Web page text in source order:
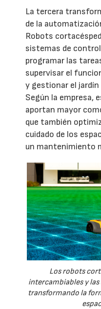
La tercera
de la
Robots
sistemas de
programar las
supervisar el
y gestionar el jardín
Según la empresa,
aportan mayor
que también
cuidado de los
un mantenimiento
Los robots
intercambiables y
transformando la